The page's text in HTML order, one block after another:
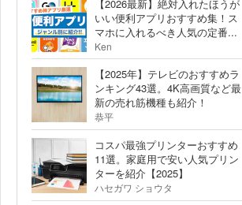
【2026最新】絶対入れたほうが
いい便利アプリおすすめ集！ス
マホに入れるべき人気の定番...
Ken
【2025年】テレビのおすすめラ
ンキング43選。4K高画質など最
新の売れ筋機種も紹介！
恭平
コスパ最強プリンターおすすめ
11選。家庭用で安い人気プリン
ターを紹介【2025】
ハセガワ ショウタ